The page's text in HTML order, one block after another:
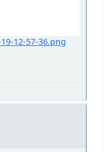
12-57-36.png